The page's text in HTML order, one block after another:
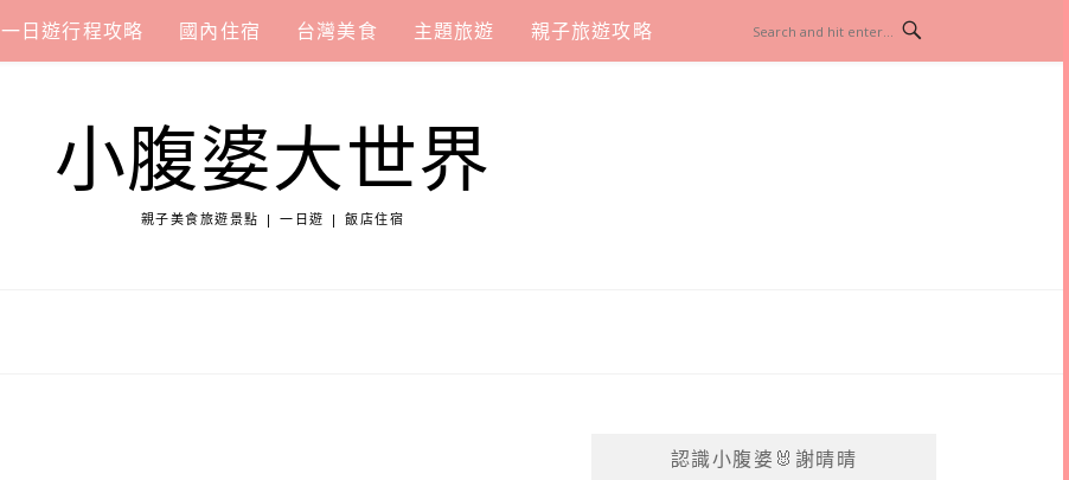
一日遊行程攻略 國內住宿 台灣美食 主題旅遊 親子旅遊攻略
小腹婆大世界
親子美食旅遊景點 | 一日遊 | 飯店住宿
認識小腹婆🐰謝晴晴